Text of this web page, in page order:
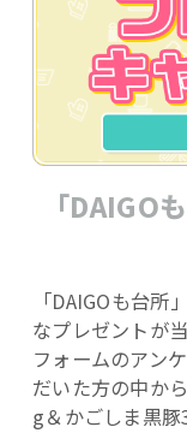
「DAIGO
「DAIGOも台
なプレゼントが
フォームのアン
だいた方の中か
g＆かごしま黒